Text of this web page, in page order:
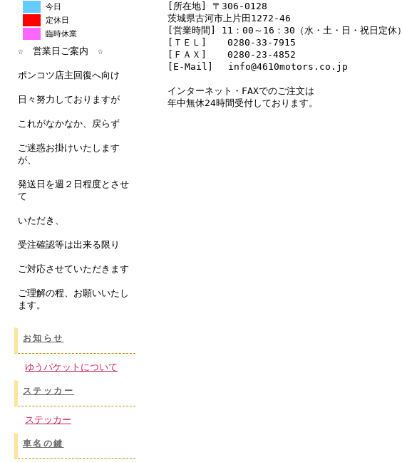
今日
定休日
臨時休業
☆ 営業日ご案内 ☆
ポンコツ店主回復へ向け
日々努力しておりますが
これがなかなか、戻らず
ご迷惑お掛けいたします
が、
発送日を週２日程度とさせ
て
いただき、
受注確認等は出来る限り
ご対応させていただきます
ご理解の程、お願いいたし
ます。
お知らせ
ゆうパケットについて
ステッカー
ステッカー
車名の鍵
[所在地] 〒306-0128
茨城県古河市上片田1272-46
[営業時間] 11：00～16：30（水・土・日・祝日定休）
[ＴＥＬ] 0280-33-7915
[ＦＡＸ] 0280-23-4852
[E-Mail] info@4610motors.co.jp
インターネット・FAXでのご注文は
年中無休24時間受付しております。